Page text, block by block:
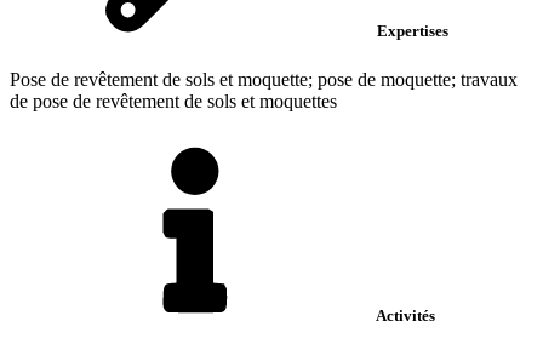
Expertises
Pose de revêtement de sols et moquette; pose de moquette; travaux
de pose de revêtement de sols et moquettes
Activités